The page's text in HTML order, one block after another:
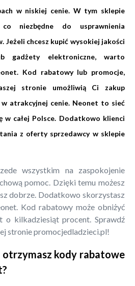
w niskiej cenie. W tym sklepie
niezbędne do usprawnienia
Jeżeli chcesz kupić wysokiej jakości
gadżety elektroniczne, warto
Kod rabatowy lub promocje,
stronie umożliwią Ci zakup
atrakcyjnej cenie. Neonet to sieć
w całej Polsce. Dodatkowo klienci
z oferty sprzedawcy w sklepie
wszystkim na zaspokojenie
pomoc. Dzięki temu możesz
dobrze. Dodatkowo skorzystasz
Kod rabatowy może obniżyć
o kilkadziesiąt procent. Sprawdź
stronie promocjedladzieci.pl!
kody rabatowe